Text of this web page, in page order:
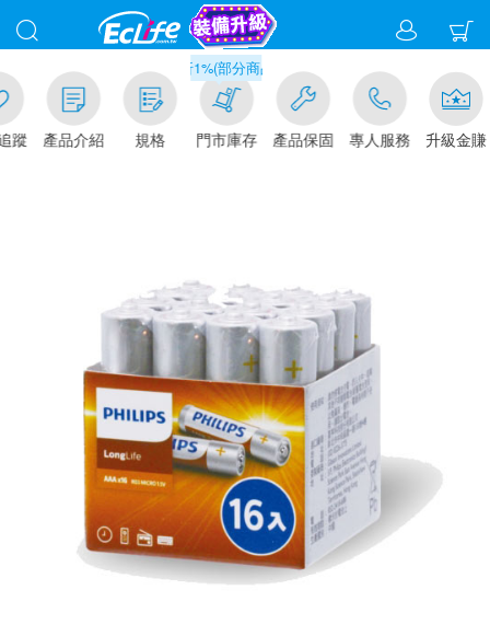
蹤 產品介紹 規格
滿千元門市取貨現折1%(部分商品不適用)-請點我看
門市庫存 產品保固 專人服務 升級金賺